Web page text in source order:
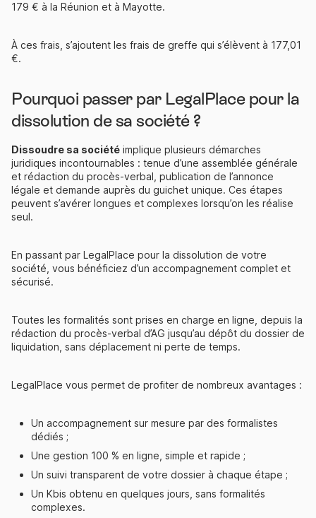
179 € à la Réunion et à Mayotte.
À ces frais, s’ajoutent les frais de greffe qui s’élèvent à 177,01
€.
Pourquoi passer par LegalPlace pour la
dissolution de sa société ?
Dissoudre sa société implique plusieurs démarches
juridiques incontournables : tenue d’une assemblée générale
et rédaction du procès-verbal, publication de l’annonce
légale et demande auprès du guichet unique. Ces étapes
peuvent s’avérer longues et complexes lorsqu’on les réalise
seul.
En passant par LegalPlace pour la dissolution de votre
société, vous bénéficiez d’un accompagnement complet et
sécurisé.
Toutes les formalités sont prises en charge en ligne, depuis la
rédaction du procès-verbal d’AG jusqu’au dépôt du dossier de
liquidation, sans déplacement ni perte de temps.
LegalPlace vous permet de profiter de nombreux avantages :
Un accompagnement sur mesure par des formalistes
dédiés ;
Une gestion 100 % en ligne, simple et rapide ;
Un suivi transparent de votre dossier à chaque étape ;
Un Kbis obtenu en quelques jours, sans formalités
complexes.